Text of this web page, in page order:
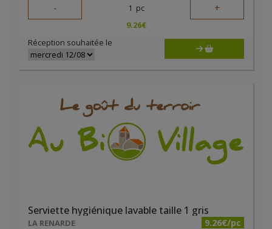
- 1 pc +
9.26€
Réception souhaitée le
Serviette hygiénique lavable taille 1 gris
LA RENARDE 9.26€/pc